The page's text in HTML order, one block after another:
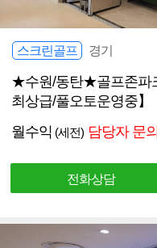
스크린골프 경기
★수원/동탄★골프존파
최상급/풀오토운영중】
월수익 (세전) 담당자 문의
전화상담